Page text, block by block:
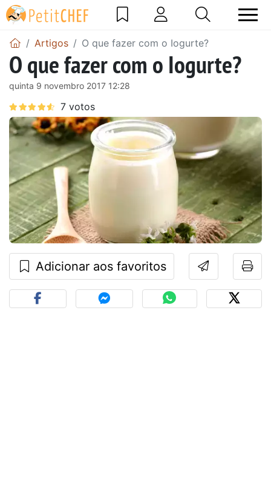
Artigos O que fazer com o Iogurte?
O que fazer com o Iogurte?
quinta 9 novembro 2017 12:28
Adicionar aos favoritos